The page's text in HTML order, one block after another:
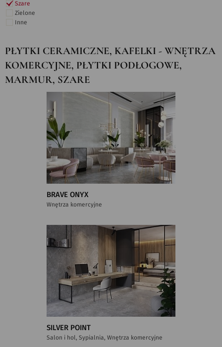
Szare
Zielone
Inne
PŁYTKI CERAMICZNE, KAFELKI - WNĘTRZA
KOMERCYJNE, PŁYTKI PODŁOGOWE,
MARMUR, SZARE
BRAVE ONYX
Wnętrza komercyjne
SILVER POINT
Salon i hol, Sypialnia, Wnętrza komercyjne